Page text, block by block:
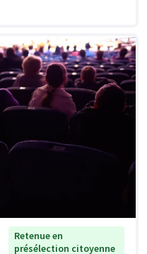
Retenue en
présélection citoyenne